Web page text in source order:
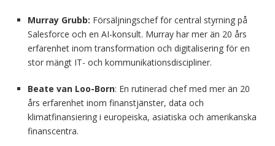
Murray Grubb: Försäljningschef för central styrning på
Salesforce och en AI-konsult. Murray har mer än 20 års
erfarenhet inom transformation och digitalisering för en
stor mängt IT- och kommunikationsdiscipliner.
Beate van Loo-Born: En rutinerad chef med mer än 20
års erfarenhet inom finanstjänster, data och
klimatfinansiering i europeiska, asiatiska och amerikanska
finanscentra.